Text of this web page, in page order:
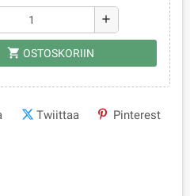
add
shopping_cart OSTOSKORIIN
Twiittaa Pinterest